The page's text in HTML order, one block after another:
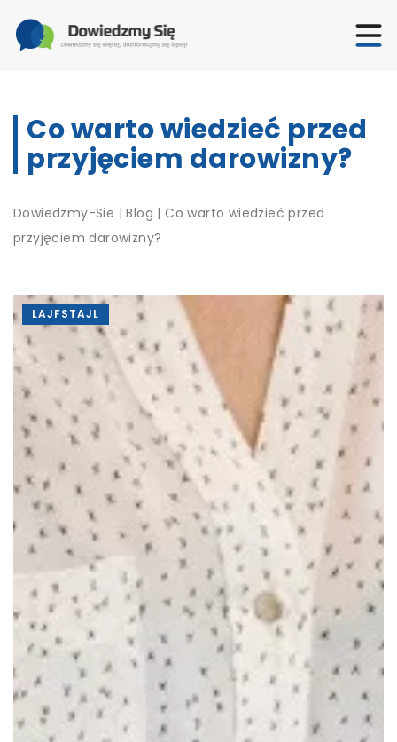
Co warto wiedzieć przed
przyjęciem darowizny?
Dowiedzmy-Sie |Blog |Co warto wiedzieć przed
przyjęciem darowizny?
LAJFSTAJL